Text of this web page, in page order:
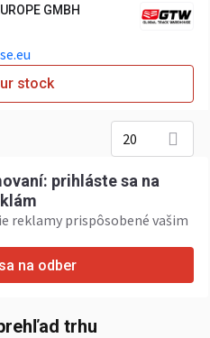
GMBH
stock
20
prihláste sa na
reklamy prispôsobené vašim
na odber
trhu